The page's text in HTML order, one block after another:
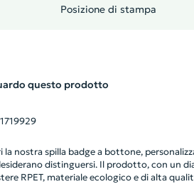
Posizione di stampa
questo prodotto
la nostra spilla badge a bottone,
distinguersi. Il prodotto, con un
RPET, materiale ecologico e di alta